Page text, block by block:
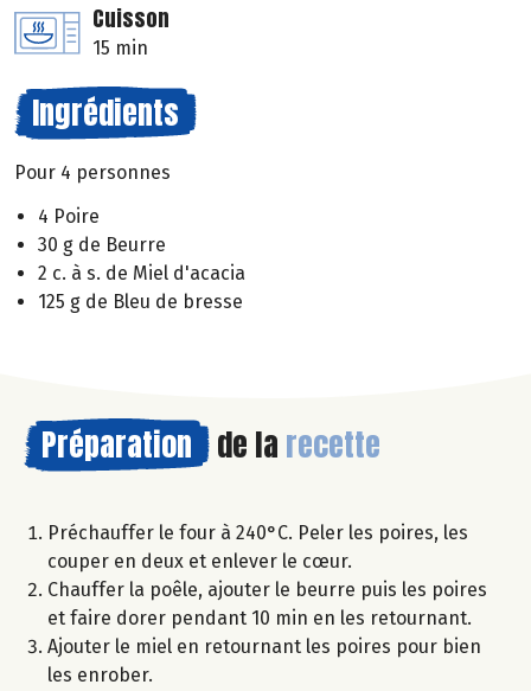
Cuisson
15 min
Ingrédients
Pour 4 personnes
4 Poire
30 g de Beurre
2 c. à s. de Miel d'acacia
125 g de Bleu de bresse
Préparation de la recette
Préchauffer le four à 240°C. Peler les poires, les
couper en deux et enlever le cœur.
Chauffer la poêle, ajouter le beurre puis les poires
et faire dorer pendant 10 min en les retournant.
Ajouter le miel en retournant les poires pour bien
les enrober.